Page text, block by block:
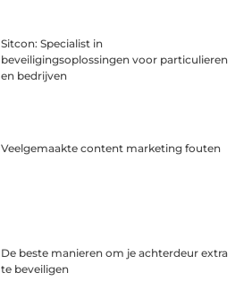
Sitcon: Specialist in
beveiligingsoplossingen voor particulieren
en bedrijven
Veelgemaakte content marketing fouten
De beste manieren om je achterdeur extra
te beveiligen